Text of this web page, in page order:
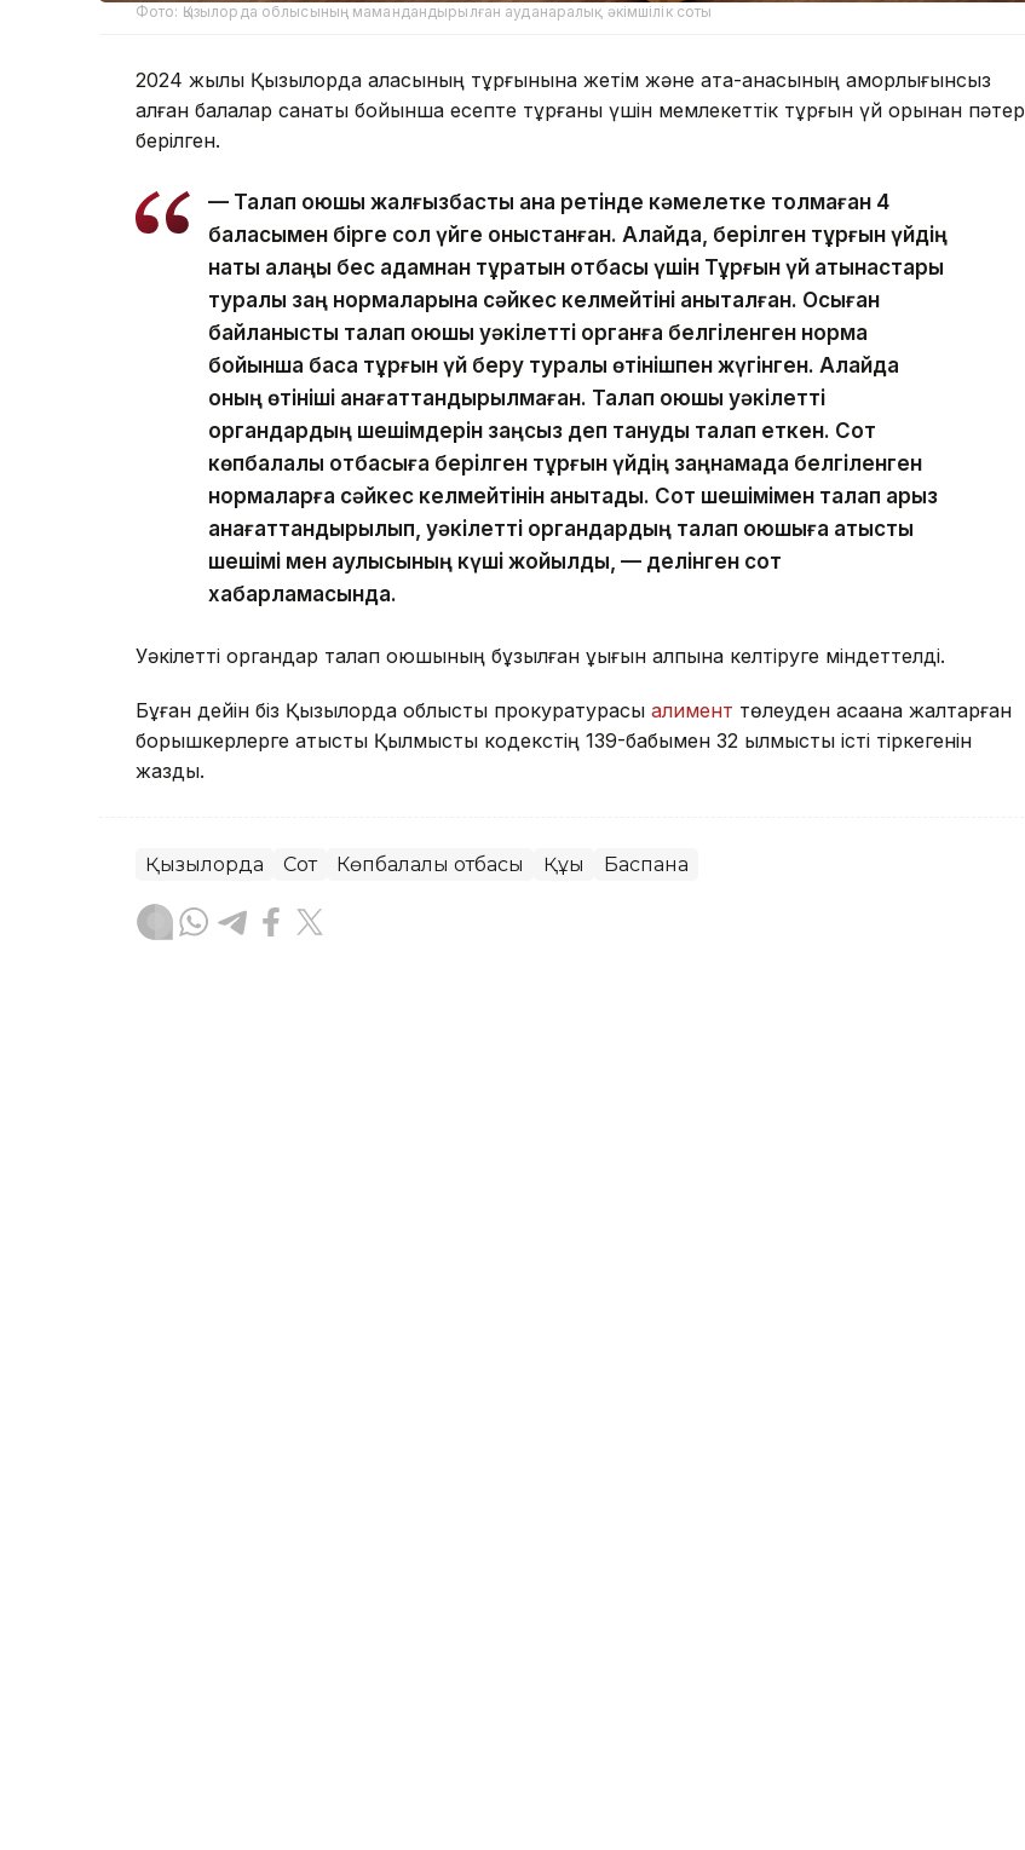
Фото: Қызылорда облысының мамандандырылған ауданаралық әкімшілік соты
2024 жылы Қызылорда қаласының тұрғынына жетім және ата-анасының қамқорлығынсыз
қалған балалар санаты бойынша есепте тұрғаны үшін мемлекеттік тұрғын үй қорынан пәтер
берілген.
— Талап қоюшы жалғызбасты ана ретінде кәмелетке толмаған 4
баласымен бірге сол үйге қоныстанған. Алайда, берілген тұрғын үйдің
нақты алаңы бес адамнан тұратын отбасы үшін Тұрғын үй қатынастары
туралы заң нормаларына сәйкес келмейтіні анықталған. Осыған
байланысты талап қоюшы уәкілетті органға белгіленген норма
бойынша басқа тұрғын үй беру туралы өтінішпен жүгінген. Алайда
оның өтініші қанағаттандырылмаған. Талап қоюшы уәкілетті
органдардың шешімдерін заңсыз деп тануды талап еткен. Сот
көпбалалы отбасыға берілген тұрғын үйдің заңнамада белгіленген
нормаларға сәйкес келмейтінін анықтады. Сот шешімімен талап арыз
қанағаттандырылып, уәкілетті органдардың талап қоюшыға қатысты
шешімі мен қаулысының күші жойылды, — делінген сот
хабарламасында.
Уәкілетті органдар талап қоюшының бұзылған құқығын қалпына келтіруге міндеттелді.
Бұған дейін біз Қызылорда облыстық прокуратурасы алимент төлеуден қасақана жалтарған
борышкерлерге қатысты Қылмыстық кодекстің 139-бабымен 32 қылмыстық істі тіркегенін
жаздық.
Қызылорда Сот Көпбалалы отбасы Құқық Баспана